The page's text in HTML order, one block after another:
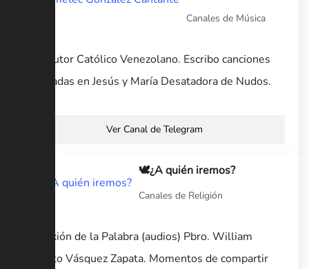
Canales de Música
Cantautor Católico Venezolano. Escribo canciones
inspiradas en Jesús y María Desatadora de Nudos.
Ver Canal de Telegram
🕊¿A quién iremos?
Canales de Religión
Reflexión de la Palabra (audios) Pbro. William
Alberto Vásquez Zapata. Momentos de compartir